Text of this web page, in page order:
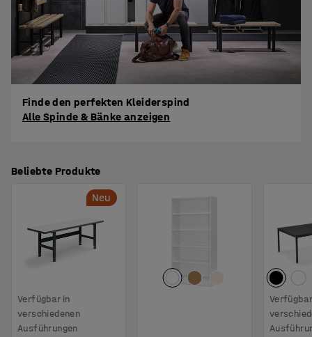
Finde den perfekten Kleiderspind
Alle Spinde & Bänke anzeigen
Beliebte Produkte
Neu
Verfügbar in
verschiedenen
Ausführungen